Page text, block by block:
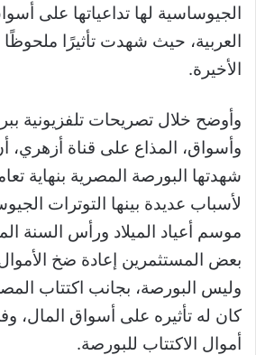
الجيوساسية لها تداعياتها على
العربية، حيث شهدت تأثيرًا
الأخيرة.
وأوضح خلال تصريحات تلفزيونية
وأسواق، المذاع على قناة أزهري،
شهدتها البورصة المصرية بنهاية
لأسباب عديدة بينها التوترات
موسم أعياد الميلاد ورأس السنة
بعض المستثمرين إعادة ضخ
وليس البورصة، بجانب اكتتاب
كان له تأثيره على أسواق المال،
أموال الاكتتاب للبورصة.